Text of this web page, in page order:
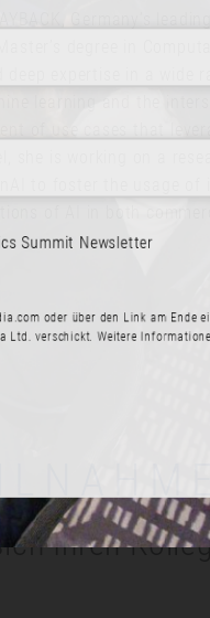
Germany’s
degree in
deep expertise in a
learning and the
of use cases that
she is working on a
to foster the usage
of AI in both
Ihren
Summit Newsletter
oder über den Link am
Ltd. verschickt. Weitere